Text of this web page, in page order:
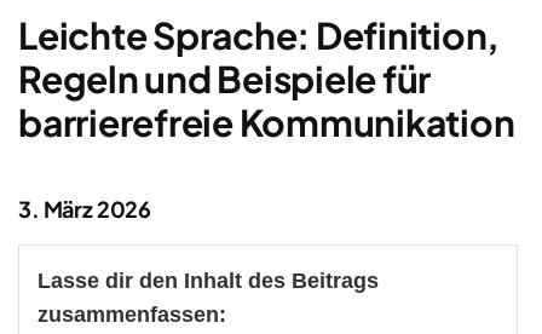
Leichte Sprache: Definition,
Regeln und Beispiele für
barrierefreie Kommunikation
3. März 2026
Lasse dir den Inhalt des Beitrags
zusammenfassen: